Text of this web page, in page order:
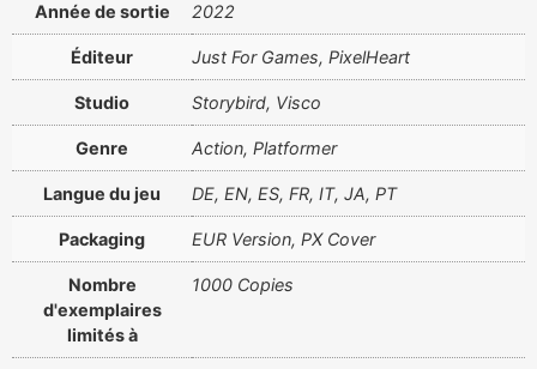
Année de sortie 2022
Éditeur Just For Games, PixelHeart
Studio Storybird, Visco
Genre Action, Platformer
Langue du jeu DE, EN, ES, FR, IT, JA, PT
Packaging EUR Version, PX Cover
Nombre
d'exemplaires
limités à
1000 Copies